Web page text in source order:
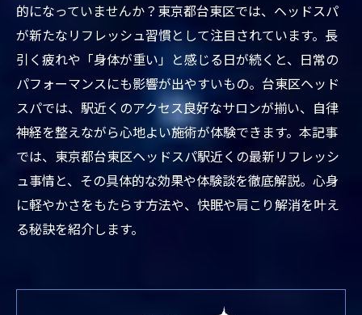
的になっていませんか？東京都台東区では、ヘッドスパ
が新たなリフレッシュ習慣として注目されています。長
引く疲れや「身体が重い」と感じる日が続くと、日常の
パフォーマンスにも影響が出やすいもの。台東区ヘッド
スパでは、駅近くのアクセス良好なサロンが揃い、自律
神経を整えながら心地よい施術が体験できます。本記事
では、東京都台東区ヘッドスパ駅近くの最新リフレッシ
ュ事情と、その具体的な効果や体験談を徹底解説。心身
に軽やかさをもたらす方法や、快眠や肩こり解消を叶え
る秘訣を紹介します。